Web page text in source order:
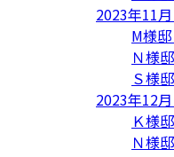
2023年11月
M様邸
Ｎ様邸
Ｓ様邸
2023年12月
Ｋ様邸
Ｎ様邸